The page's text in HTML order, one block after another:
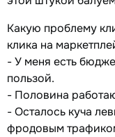
Какую проблему
клика на
- У меня есть
пользой.
- Половина
- Осталось куча
фродовым